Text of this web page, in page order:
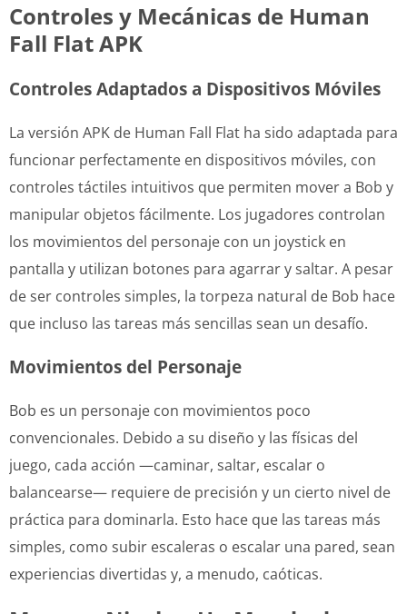
Controles y Mecánicas de Human
Fall Flat APK
Controles Adaptados a Dispositivos Móviles
La versión APK de Human Fall Flat ha sido adaptada para
funcionar perfectamente en dispositivos móviles, con
controles táctiles intuitivos que permiten mover a Bob y
manipular objetos fácilmente. Los jugadores controlan
los movimientos del personaje con un joystick en
pantalla y utilizan botones para agarrar y saltar. A pesar
de ser controles simples, la torpeza natural de Bob hace
que incluso las tareas más sencillas sean un desafío.
Movimientos del Personaje
Bob es un personaje con movimientos poco
convencionales. Debido a su diseño y las físicas del
juego, cada acción —caminar, saltar, escalar o
balancearse— requiere de precisión y un cierto nivel de
práctica para dominarla. Esto hace que las tareas más
simples, como subir escaleras o escalar una pared, sean
experiencias divertidas y, a menudo, caóticas.